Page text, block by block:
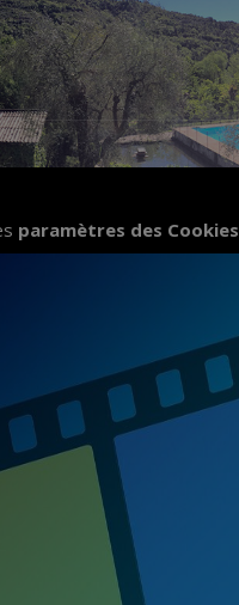
paramètres des Cookies